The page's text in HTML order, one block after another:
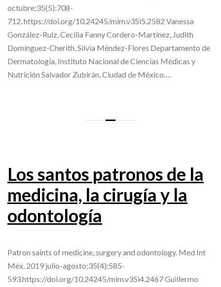
octubre;35(5):708-
712. https://doi.org/10.24245/mim.v35i5.2582 Vanessa
González-Ruiz, Cecilia Fanny Cordero-Martínez, Judith
Domínguez-Cherith, Silvia Méndez-Flores Departamento de
Dermatología, Instituto Nacional de Ciencias Médicas y
Nutrición Salvador Zubirán, Ciudad de México….
Los santos patronos de la
medicina, la cirugía y la
odontología
Patron saints of medicine, surgery and odontology. Med Int
Méx. 2019 julio-agosto;35(4):585-
593.https://doi.org/10.24245/mim.v35i4.2467 Guillermo